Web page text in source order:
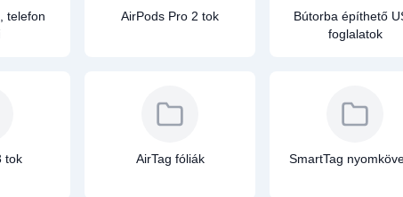
telefon
AirPods Pro 2 tok
Bútorba építhető
foglalatok
tok AirTag fóliák SmartTag